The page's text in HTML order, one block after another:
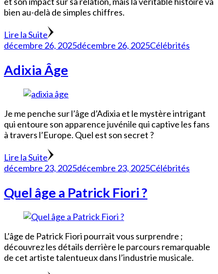
bien au-delà de simples chiffres.
Lire la Suite
décembre 26, 2025décembre 26, 2025Célébrités
Adixia Âge
Je me penche sur l’âge d’Adixia et le mystère intrigant
qui entoure son apparence juvénile qui captive les fans
à travers l’Europe. Quel est son secret ?
Lire la Suite
décembre 23, 2025décembre 23, 2025Célébrités
Quel âge a Patrick Fiori ?
L’âge de Patrick Fiori pourrait vous surprendre ;
découvrez les détails derrière le parcours remarquable
de cet artiste talentueux dans l’industrie musicale.